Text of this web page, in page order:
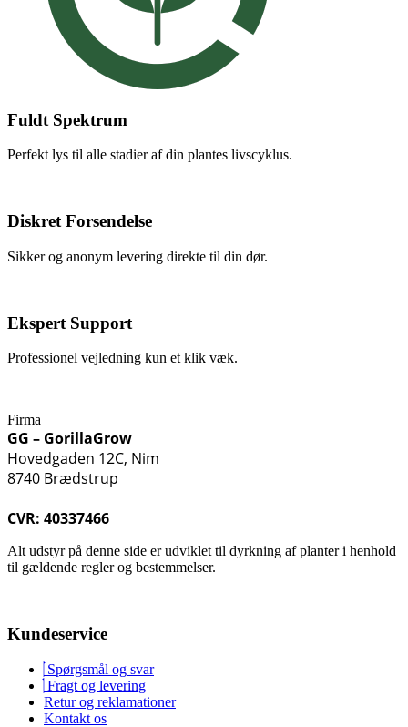
Fuldt Spektrum
Perfekt lys til alle stadier af din plantes livscyklus.
Diskret Forsendelse
Sikker og anonym levering direkte til din dør.
Ekspert Support
Professionel vejledning kun et klik væk.
Firma
GG – GorillaGrow
Hovedgaden 12C, Nim
8740 Brædstrup
CVR: 40337466
Alt udstyr på denne side er udviklet til dyrkning af planter i henhold
til gældende regler og bestemmelser.
Kundeservice
Spørgsmål og svar
Fragt og levering
Retur og reklamationer
Kontakt os